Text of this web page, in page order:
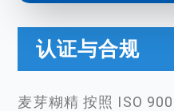
认证与合规
麦芽糊精 按照 ISO